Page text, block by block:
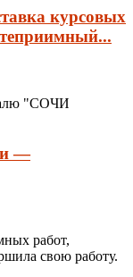
курсовых
"СОЧИ
—
работ,
свою работу.